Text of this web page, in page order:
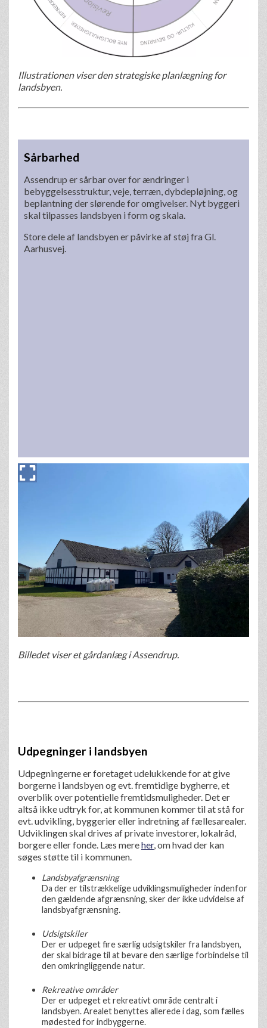
Illustrationen viser den strategiske planlægning for
landsbyen.
Sårbarhed
Assendrup er sårbar over for ændringer i
bebyggelsesstruktur, veje, terræn, dybdepløjning, og
beplantning der slørende for omgivelser. Nyt byggeri
skal tilpasses landsbyen i form og skala.
Store dele af landsbyen er påvirke af støj fra Gl.
Aarhusvej.
Billedet viser et gårdanlæg i Assendrup.
Udpegninger i landsbyen
Udpegningerne er foretaget udelukkende for at give
borgerne i landsbyen og evt. fremtidige bygherre, et
overblik over potentielle fremtidsmuligheder. Det er
altså ikke udtryk for, at kommunen kommer til at stå for
evt. udvikling, byggerier eller indretning af fællesarealer.
Udviklingen skal drives af private investorer, lokalråd,
borgere eller fonde. Læs mereher, om hvad der kan
søges støtte til i kommunen.
Landsbyafgrænsning
Da der er tilstrækkelige udviklingsmuligheder indenfor
den gældende afgrænsning, sker der ikke udvidelse af
landsbyafgrænsning.
Udsigtskiler
Der er udpeget fire særlig udsigtskiler fra landsbyen,
der skal bidrage til at bevare den særlige forbindelse til
den omkringliggende natur.
Rekreative områder
Der er udpeget et rekreativt område centralt i
landsbyen. Arealet benyttes allerede i dag, som fælles
mødested for indbyggerne.